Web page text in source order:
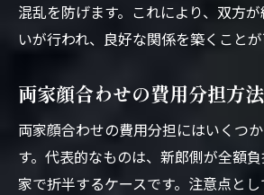
混乱を防げます。これにより、双方
いが行われ、良好な関係を築くことが
両家顔合わせの費用分担方
両家顔合わせの費用分担にはいくつ
す。代表的なものは、新郎側が全額
家で折半するケースです。注意点と